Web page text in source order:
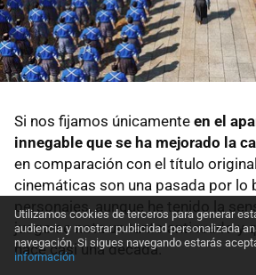
Si nos fijamos únicamente en el
innegable que se ha mejorado la
en comparación con el título
cinemáticas son una pasada por lo
personajes, aunque he tenido la
juego se nota un tanto anticuado y
hace casi una década.
Utilizamos cookies de terceros para generar
audiencia y mostrar publicidad personalizada
navegación. Si sigues navegando estarás
información